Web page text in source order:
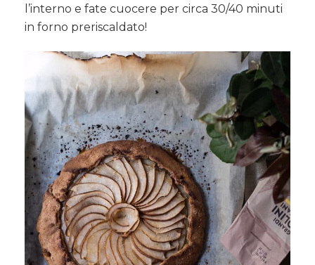
l’interno e fate cuocere per circa 30/40 minuti
in forno preriscaldato!